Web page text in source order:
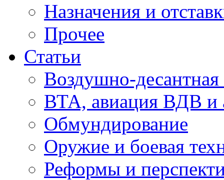
Назначения и
Прочее
Статьи
Воздушно-десантная
ВТА, авиация ВДВ и
Обмундирование
Оружие и боевая
Реформы и